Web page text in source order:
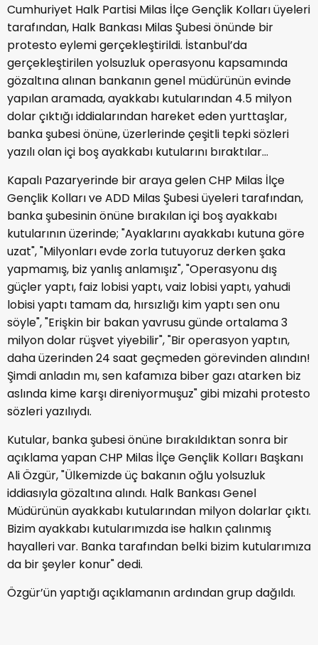
Cumhuriyet Halk Partisi Milas İlçe Gençlik Kolları üyeleri
tarafından, Halk Bankası Milas Şubesi önünde bir
protesto eylemi gerçekleştirildi. İstanbul’da
gerçekleştirilen yolsuzluk operasyonu kapsamında
gözaltına alınan bankanın genel müdürünün evinde
yapılan aramada, ayakkabı kutularından 4.5 milyon
dolar çıktığı iddialarından hareket eden yurttaşlar,
banka şubesi önüne, üzerlerinde çeşitli tepki sözleri
yazılı olan içi boş ayakkabı kutularını bıraktılar…
Kapalı Pazaryerinde bir araya gelen CHP Milas İlçe
Gençlik Kolları ve ADD Milas Şubesi üyeleri tarafından,
banka şubesinin önüne bırakılan içi boş ayakkabı
kutularının üzerinde; "Ayaklarını ayakkabı kutuna göre
uzat", "Milyonları evde zorla tutuyoruz derken şaka
yapmamış, biz yanlış anlamışız", "Operasyonu dış
güçler yaptı, faiz lobisi yaptı, vaiz lobisi yaptı, yahudi
lobisi yaptı tamam da, hırsızlığı kim yaptı sen onu
söyle", "Erişkin bir bakan yavrusu günde ortalama 3
milyon dolar rüşvet yiyebilir", "Bir operasyon yaptın,
daha üzerinden 24 saat geçmeden görevinden alındın!
Şimdi anladın mı, sen kafamıza biber gazı atarken biz
aslında kime karşı direniyormuşuz" gibi mizahi protesto
sözleri yazılıydı.
Kutular, banka şubesi önüne bırakıldıktan sonra bir
açıklama yapan CHP Milas İlçe Gençlik Kolları Başkanı
Ali Özgür, "Ülkemizde üç bakanın oğlu yolsuzluk
iddiasıyla gözaltına alındı. Halk Bankası Genel
Müdürünün ayakkabı kutularından milyon dolarlar çıktı.
Bizim ayakkabı kutularımızda ise halkın çalınmış
hayalleri var. Banka tarafından belki bizim kutularımıza
da bir şeyler konur" dedi.
Özgür’ün yaptığı açıklamanın ardından grup dağıldı.